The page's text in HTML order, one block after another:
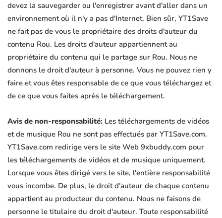
devez la sauvegarder ou l'enregistrer avant d'aller dans un
environnement où il n'y a pas d'Internet. Bien sûr, YT1Save
ne fait pas de vous le propriétaire des droits d'auteur du
contenu Rou. Les droits d'auteur appartiennent au
propriétaire du contenu qui le partage sur Rou. Nous ne
donnons le droit d'auteur à personne. Vous ne pouvez rien y
faire et vous êtes responsable de ce que vous téléchargez et
de ce que vous faites après le téléchargement.
Avis de non-responsabilité: Les téléchargements de vidéos
et de musique Rou ne sont pas effectués par YT1Save.com.
YT1Save.com redirige vers le site Web 9xbuddy.com pour
les téléchargements de vidéos et de musique uniquement.
Lorsque vous êtes dirigé vers le site, l'entière responsabilité
vous incombe. De plus, le droit d'auteur de chaque contenu
appartient au producteur du contenu. Nous ne faisons de
personne le titulaire du droit d'auteur. Toute responsabilité